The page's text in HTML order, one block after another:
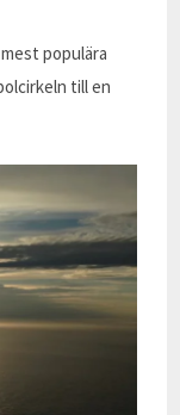
populära
till en